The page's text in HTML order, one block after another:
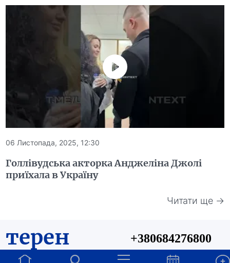
06 Листопада, 2025, 12:30
Голлівудська акторка Анджеліна Джолі
приїхала в Україну
Читати ще →
терен
Тернопільські новини
+380684276800
info@teren.in.ua